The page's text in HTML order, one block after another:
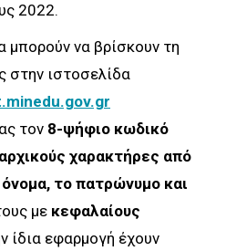
2022.
μπορούν να βρίσκουν τη
στην ιστοσελίδα
τον 8-ψήφιο κωδικό
χαρακτήρες από
το πατρώνυμο και
με κεφαλαίους
ίδια εφαρμογή έχουν